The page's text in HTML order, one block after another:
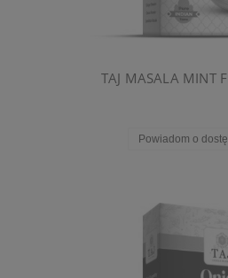
TAJ MASALA MINT
Powiadom o